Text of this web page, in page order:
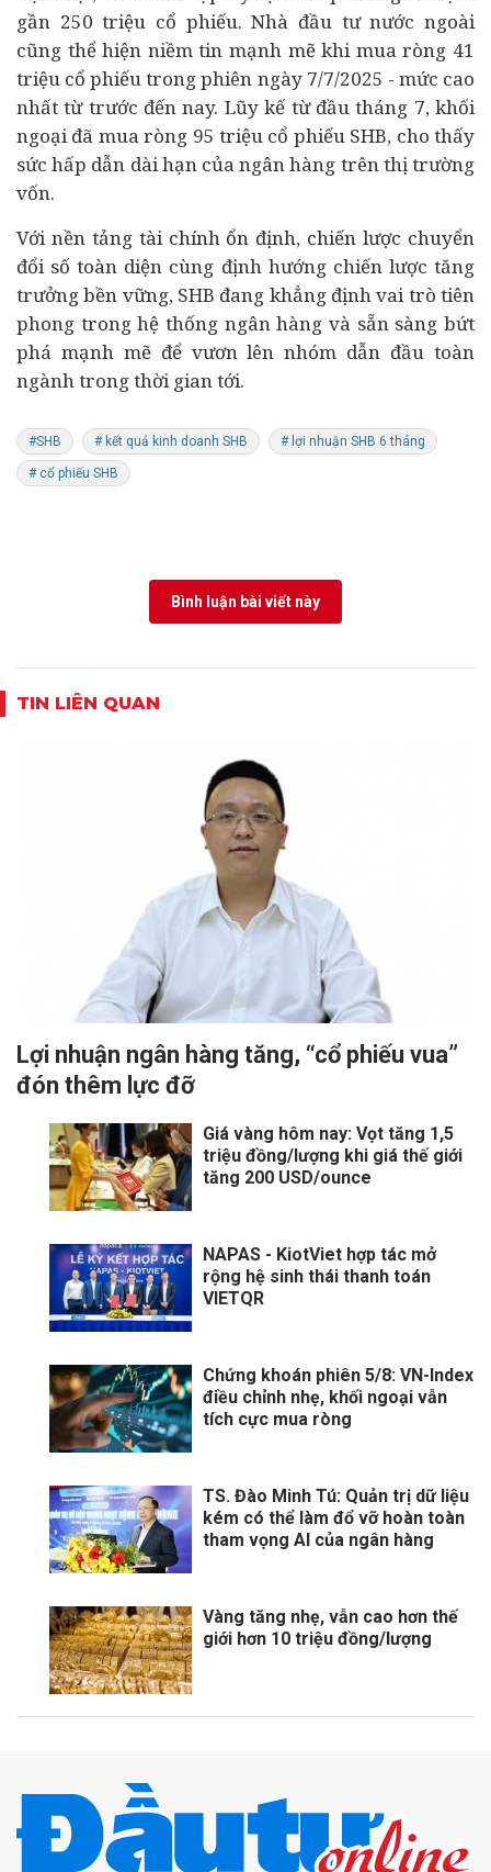
gần 250 triệu cổ phiếu. Nhà đầu tư nước ngoài
cũng thể hiện niềm tin mạnh mẽ khi mua ròng 41
triệu cổ phiếu trong phiên ngày 7/7/2025 - mức cao
nhất từ trước đến nay. Lũy kế từ đầu tháng 7, khối
ngoại đã mua ròng 95 triệu cổ phiếu SHB, cho thấy
sức hấp dẫn dài hạn của ngân hàng trên thị trường
vốn.
Với nền tảng tài chính ổn định, chiến lược chuyển
đổi số toàn diện cùng định hướng chiến lược tăng
trưởng bền vững, SHB đang khẳng định vai trò tiên
phong trong hệ thống ngân hàng và sẵn sàng bứt
phá mạnh mẽ để vươn lên nhóm dẫn đầu toàn
ngành trong thời gian tới.
#SHB # kết quả kinh doanh SHB # lợi nhuận SHB 6 tháng
# cổ phiếu SHB
Bình luận bài viết này
TIN LIÊN QUAN
Lợi nhuận ngân hàng tăng, “cổ phiếu vua”
đón thêm lực đỡ
Giá vàng hôm nay: Vọt tăng 1,5
triệu đồng/lượng khi giá thế giới
tăng 200 USD/ounce
NAPAS - KiotViet hợp tác mở
rộng hệ sinh thái thanh toán
VIETQR
Chứng khoán phiên 5/8: VN-Index
điều chỉnh nhẹ, khối ngoại vẫn
tích cực mua ròng
TS. Đào Minh Tú: Quản trị dữ liệu
kém có thể làm đổ vỡ hoàn toàn
tham vọng AI của ngân hàng
Vàng tăng nhẹ, vẫn cao hơn thế
giới hơn 10 triệu đồng/lượng